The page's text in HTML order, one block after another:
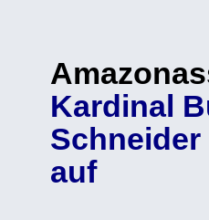
Kardinal
Schneider
auf